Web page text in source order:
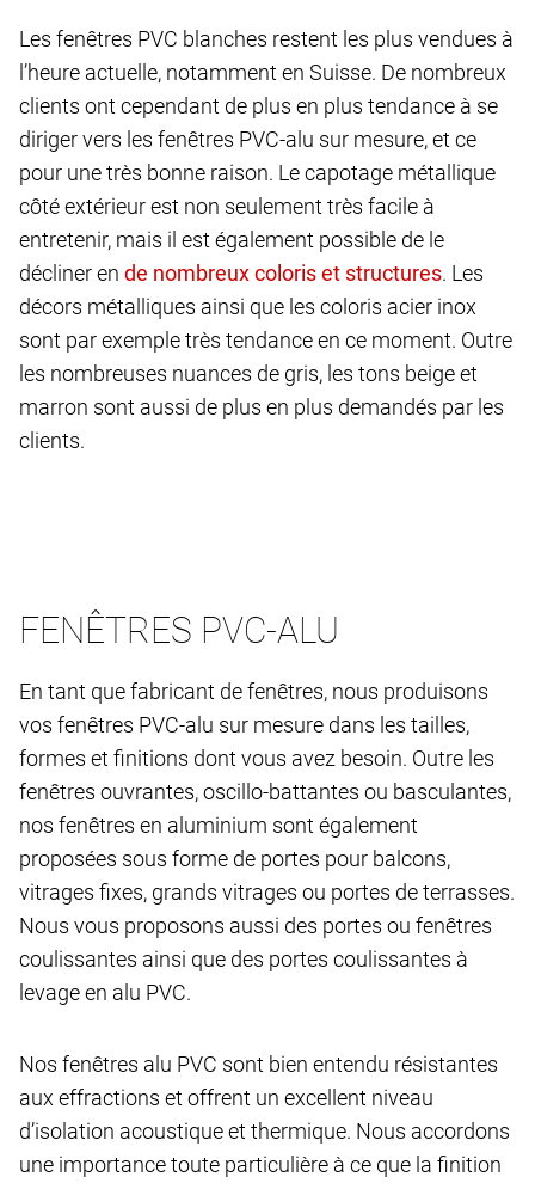
Les fenêtres PVC blanches restent les plus vendues à
l’heure actuelle, notamment en Suisse. De nombreux
clients ont cependant de plus en plus tendance à se
diriger vers les fenêtres PVC-alu sur mesure, et ce
pour une très bonne raison. Le capotage métallique
côté extérieur est non seulement très facile à
entretenir, mais il est également possible de le
décliner en
. Les
décors métalliques ainsi que les coloris acier inox
sont par exemple très tendance en ce moment. Outre
les nombreuses nuances de gris, les tons beige et
marron sont aussi de plus en plus demandés par les
clients.
FENÊTRES PVC-ALU
En tant que fabricant de fenêtres, nous produisons
vos fenêtres PVC-alu sur mesure dans les tailles,
formes et finitions dont vous avez besoin. Outre les
fenêtres ouvrantes, oscillo-battantes ou basculantes,
nos fenêtres en aluminium sont également
proposées sous forme de portes pour balcons,
vitrages fixes, grands vitrages ou portes de terrasses.
Nous vous proposons aussi des portes ou fenêtres
coulissantes ainsi que des portes coulissantes à
levage en alu PVC.
Nos fenêtres alu PVC sont bien entendu résistantes
aux effractions et offrent un excellent niveau
d’isolation acoustique et thermique. Nous accordons
une importance toute particulière à ce que la finition